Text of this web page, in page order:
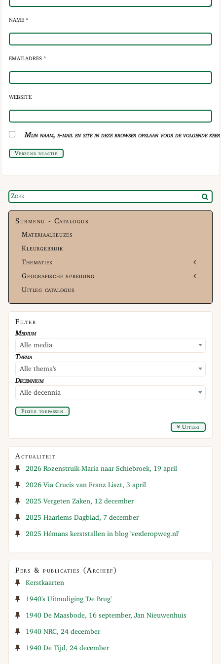
NAME *
EMAILADRES *
WEBSITE
Mijn naam, e-mail en site in deze browser opslaan voor de volgende
Verzend reactie
Submenu - Catalogus
Materiaalkeuzes
Kleurgebruik
Thematiek
Geografische spreiding
Uitleg catalogus
Filter
Medium
Alle media
Thema
Alle thema's
Decennium
Alle decennia
Filter toepassen
Uitleg
Actualiteit
2026 Rozenstruik-Maria naar Schiebroek, 19 april
2026 Via Crucis van Franz Liszt, 3 april
2025 Vergeten Zaken, 12 december
2025 Haarlems Dagblad, 7 december
2025 Hémans kerststallen in blog 'verderopweg.nl'
Pers & publicaties (Archief)
Kerstkaarten
1940's Uitnodiging 'De Brug'
1940 De Maasbode, 16 september, Jan Nieuwenhuis
1940 NRC, 24 december
1940 De Tijd, 24 december